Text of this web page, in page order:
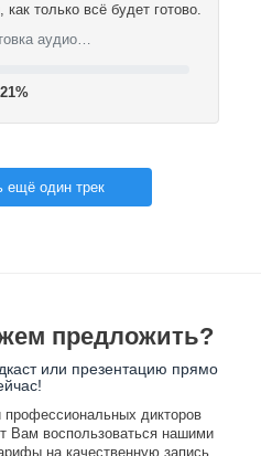
только всё будет готово.
аудио…
21%
ещё один трек
предложить?
или презентацию прямо
профессиональных дикторов
Вам воспользоваться нашими
на качественную запись